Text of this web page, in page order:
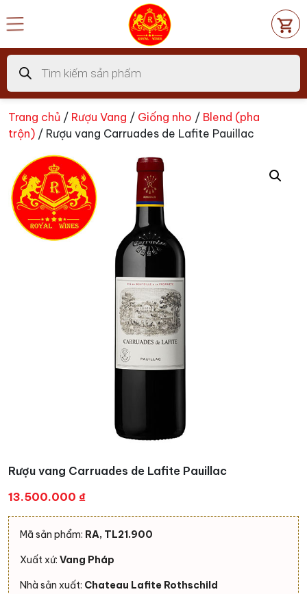
đến
dung
Tìm
kiếm
sản
phẩm
Trang chủ / Rượu Vang / Giống nho / Blend (pha
trộn) / Rượu vang Carruades de Lafite Pauillac
Rượu vang Carruades de Lafite Pauillac
13.500.000 ₫
Mã sản phẩm: RA, TL21.900
Xuất xứ: Vang Pháp
Nhà sản xuất: Chateau Lafite Rothschild